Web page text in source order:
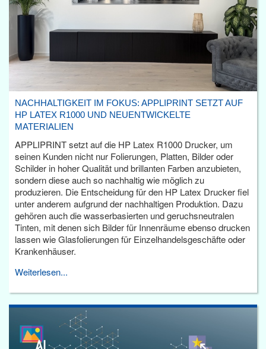
NACHHALTIGKEIT IM FOKUS: APPLIPRINT SETZT AUF
HP LATEX R1000 UND NEUENTWICKELTE
MATERIALIEN
APPLIPRINT setzt auf die HP Latex R1000 Drucker, um
seinen Kunden nicht nur Folierungen, Platten, Bilder oder
Schilder in hoher Qualität und brillanten Farben anzubieten,
sondern diese auch so nachhaltig wie möglich zu
produzieren. Die Entscheidung für den HP Latex Drucker fiel
unter anderem aufgrund der nachhaltigen Produktion. Dazu
gehören auch die wasserbasierten und geruchsneutralen
Tinten, mit denen sich Bilder für Innenräume ebenso drucken
lassen wie Glasfolierungen für Einzelhandelsgeschäfte oder
Krankenhäuser.
Weiterlesen...